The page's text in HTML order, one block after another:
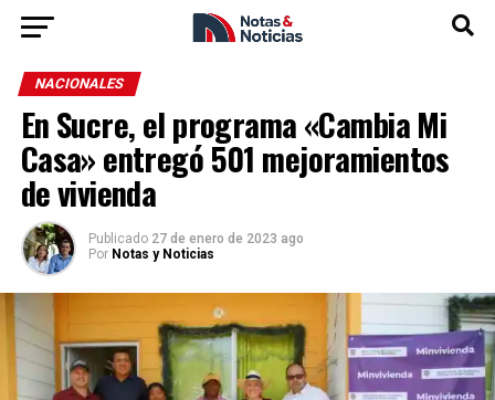
NACIONALES
En Sucre, el programa «Cambia Mi
Casa» entregó 501 mejoramientos
de vivienda
Publicado 27 de enero de 2023 ago
Por Notas y Noticias